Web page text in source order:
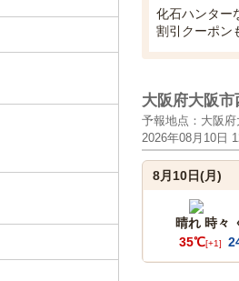
化石ハンター
割引クーポン
大阪府大阪市
予報地点：大阪府
2026年08月10日
8月10日(月)
晴れ 時々
35℃[+1]